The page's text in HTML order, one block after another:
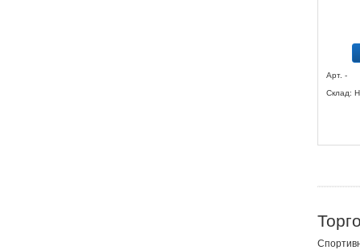
Арт. -
Склад: